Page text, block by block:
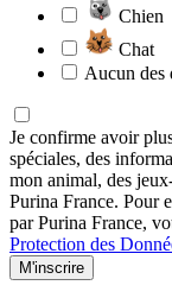
Chien
Chat
Aucun des
Je confirme avoir
spéciales, des
mon animal, des
Purina France. Pour
par Purina France,
Protection des
M'inscrire